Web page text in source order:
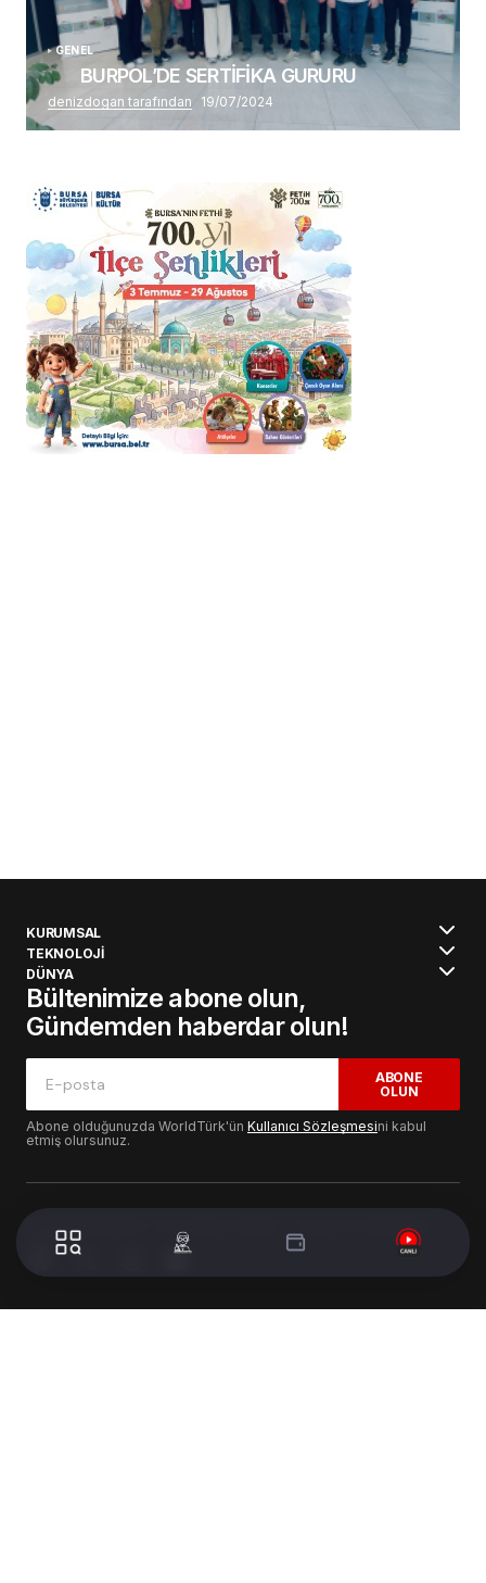
GENEL
BURPOL’DE SERTİFİKA GURURU
denizdogan tarafından 19/07/2024
KURUMSAL
TEKNOLOJİ
DÜNYA
Bültenimize abone olun,
Gündemden haberdar olun!
ABONE
OLUN
Abone olduğunuzda WorldTürk'ün Kullanıcı Sözleşmesini kabul
etmiş olursunuz.
© 2024 WorldTurk. Tüm Hakları Saklıdır. - Tasarım & Geliştirme :
Volion's